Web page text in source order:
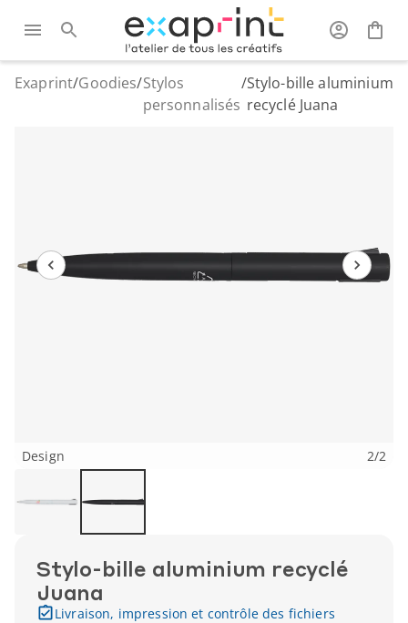
Exaprint/Goodies/Stylos
personnalisés
/Stylo-bille aluminium
recyclé Juana
Design 2/2
Stylo-bille aluminium recyclé
Juana
Livraison, impression et contrôle des fichiers